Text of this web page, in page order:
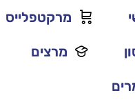
מרקטפלייס
מרצים